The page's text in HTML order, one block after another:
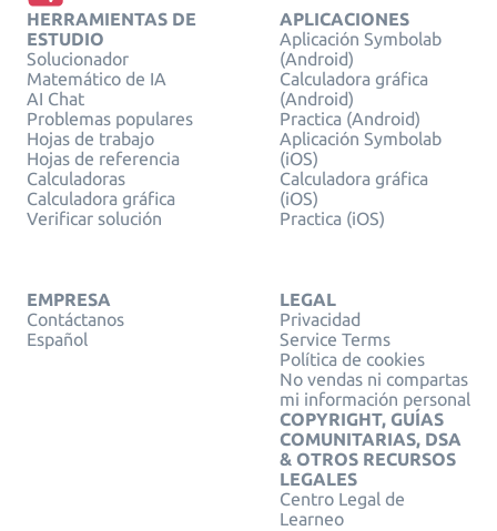
HERRAMIENTAS DE
ESTUDIO
Solucionador
Matemático de IA
AI Chat
Problemas populares
Hojas de trabajo
Hojas de referencia
Calculadoras
Calculadora gráfica
Verificar solución
APLICACIONES
Aplicación Symbolab
(Android)
Calculadora gráfica
(Android)
Practica (Android)
Aplicación Symbolab
(iOS)
Calculadora gráfica
(iOS)
Practica (iOS)
EMPRESA
Contáctanos
Español
LEGAL
Privacidad
Service Terms
Política de cookies
No vendas ni compartas
mi información personal
COPYRIGHT, GUÍAS
COMUNITARIAS, DSA
& OTROS RECURSOS
LEGALES
Centro Legal de
Learneo